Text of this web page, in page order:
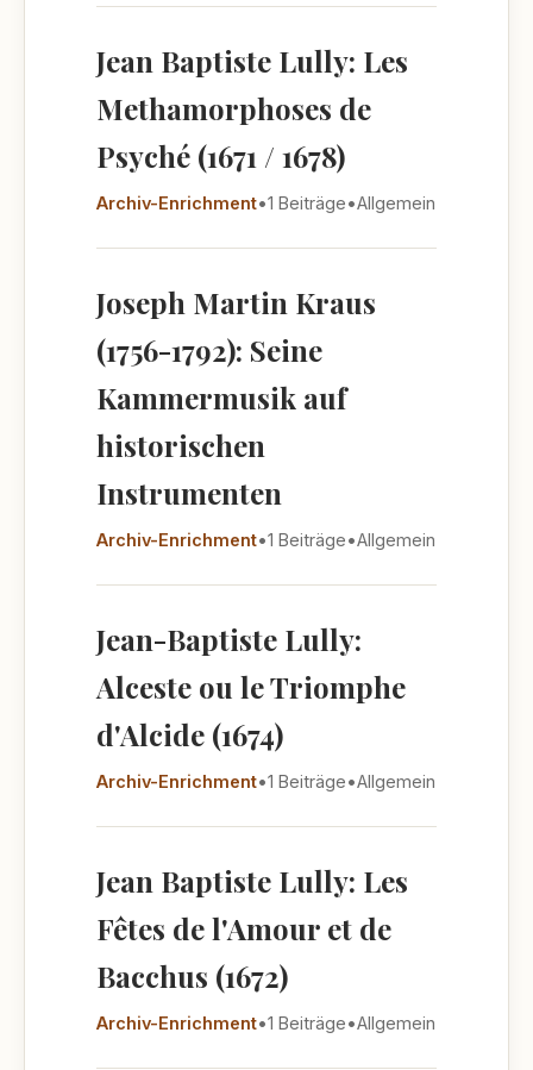
Jean Baptiste Lully: Les
Methamorphoses de
Psyché (1671 / 1678)
Archiv-Enrichment•1 Beiträge•Allgemein
Joseph Martin Kraus
(1756-1792): Seine
Kammermusik auf
historischen
Instrumenten
Archiv-Enrichment•1 Beiträge•Allgemein
Jean-Baptiste Lully:
Alceste ou le Triomphe
d'Alcide (1674)
Archiv-Enrichment•1 Beiträge•Allgemein
Jean Baptiste Lully: Les
Fêtes de l'Amour et de
Bacchus (1672)
Archiv-Enrichment•1 Beiträge•Allgemein